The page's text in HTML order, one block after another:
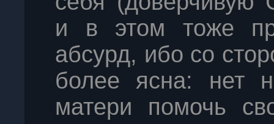
и в этом тоже
абсурд, ибо со
более ясна: нет
матери помочь